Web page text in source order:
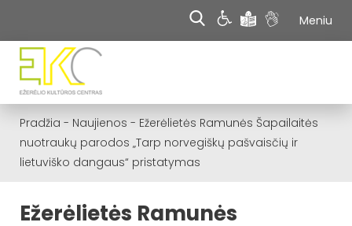
Meniu
Pradžia - Naujienos - Ežerėlietės Ramunės Šapailaitės
nuotraukų parodos „Tarp norvegiškų pašvaisčių ir
lietuviško dangaus“ pristatymas
Ežerėlietės Ramunės